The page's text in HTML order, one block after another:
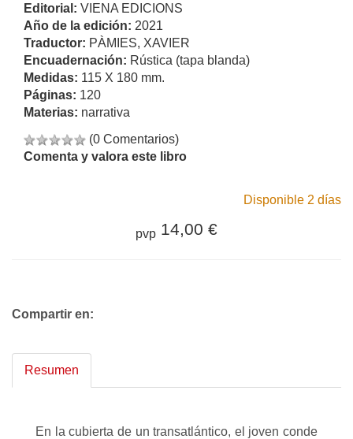
Editorial: VIENA EDICIONS
Año de la edición: 2021
Traductor: PÀMIES, XAVIER
Encuadernación: Rústica (tapa blanda)
Medidas: 115 X 180 mm.
Páginas: 120
Materias: narrativa
(0 Comentarios)
Comenta y valora este libro
Disponible 2 días
pvp 14,00 €
Compartir en:
Resumen
En la cubierta de un transatlántico, el joven conde